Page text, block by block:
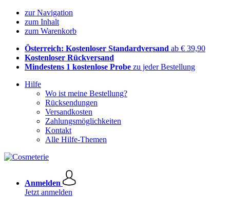
zur Navigation
zum Inhalt
zum Warenkorb
Österreich: Kostenloser Standardversand ab € 39,90
Kostenloser Rückversand
Mindestens 1 kostenlose Probe zu jeder Bestellung
Hilfe
Wo ist meine Bestellung?
Rücksendungen
Versandkosten
Zahlungsmöglichkeiten
Kontakt
Alle Hilfe-Themen
Anmelden
Jetzt anmelden